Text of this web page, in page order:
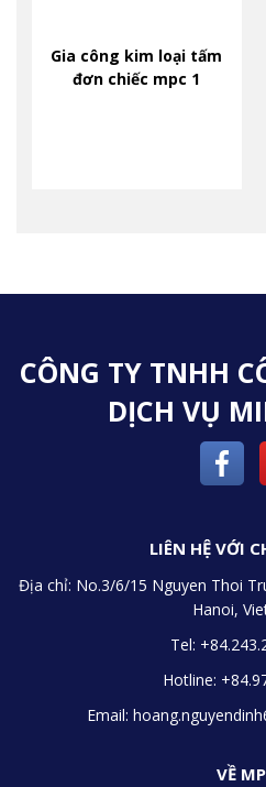
Gia công kim loại tấm
đơn chiếc mpc 1
CÔNG TY TNHH
DỊCH VỤ
LIÊN HỆ VỚI
Địa chỉ: No.3/6/15 Nguyen Thoi
Hanoi,
Tel:
Hotline:
Email:
VỀ